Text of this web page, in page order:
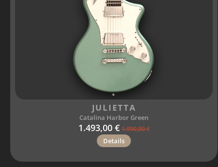
1.493,00 € 1.990,00 €
JULIETTA
Catalina Harbor Green
Details